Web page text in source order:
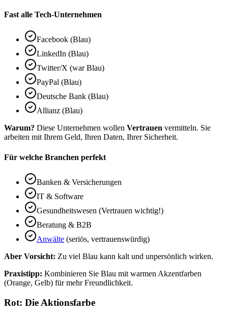
Fast alle Tech-Unternehmen
Facebook (Blau)
LinkedIn (Blau)
Twitter/X (war Blau)
PayPal (Blau)
Deutsche Bank (Blau)
Allianz (Blau)
Warum? Diese Unternehmen wollen Vertrauen vermitteln. Sie
arbeiten mit Ihrem Geld, Ihren Daten, Ihrer Sicherheit.
Für welche Branchen perfekt
Banken & Versicherungen
IT & Software
Gesundheitswesen (Vertrauen wichtig!)
Beratung & B2B
Anwälte (seriös, vertrauenswürdig)
Aber Vorsicht: Zu viel Blau kann kalt und unpersönlich wirken.
Praxistipp: Kombinieren Sie Blau mit warmen Akzentfarben
(Orange, Gelb) für mehr Freundlichkeit.
Rot: Die Aktionsfarbe